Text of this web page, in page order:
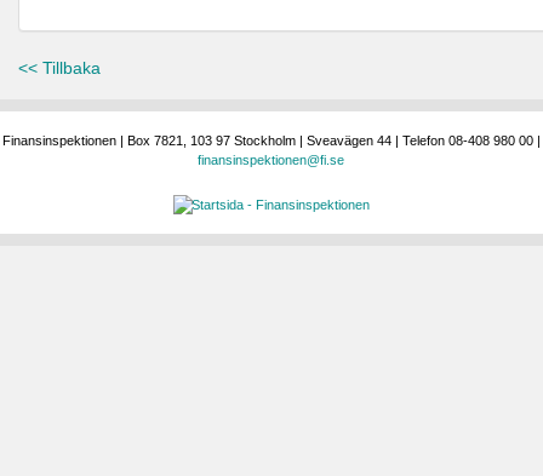
<< Tillbaka
Finansinspektionen | Box 7821, 103 97 Stockholm | Sveavägen 44 | Telefon 08-408 980 00 |
finansinspektionen@fi.se